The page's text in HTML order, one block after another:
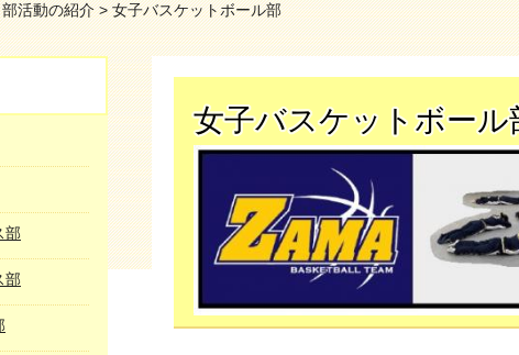
部活動の紹介> 女子バスケットボール部
部
部
女子バスケットボール